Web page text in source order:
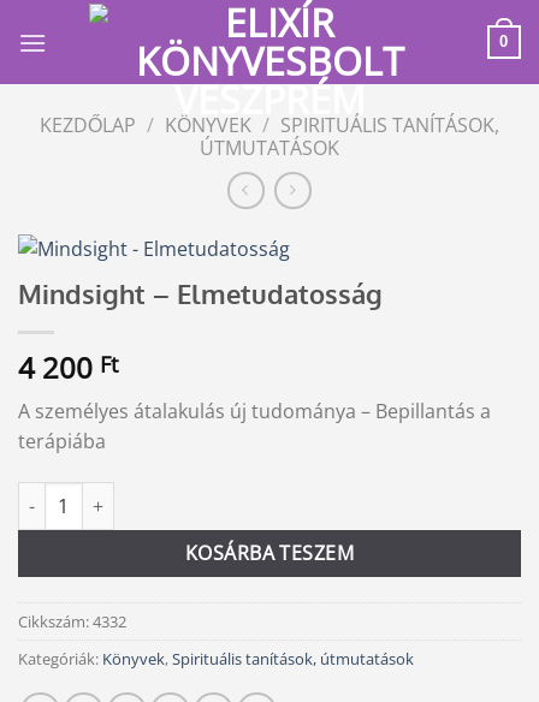
0
KEZDŐLAP / KÖNYVEK / SPIRITUÁLIS TANÍTÁSOK,
ÚTMUTATÁSOK
Mindsight – Elmetudatosság
4 200 Ft
A személyes átalakulás új tudománya – Bepillantás a
terápiába
Mindsight - Elmetudatosság mennyiség
KOSÁRBA TESZEM
Alternative:
Cikkszám:4332
Kategóriák: Könyvek,Spirituális tanítások, útmutatások